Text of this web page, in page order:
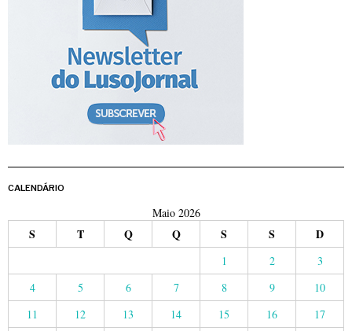
CALENDÁRIO
Maio 2026
S T Q Q S S D
1 2
3
4
5 6 7 8 9
10
11
12 13 14 15 16
17